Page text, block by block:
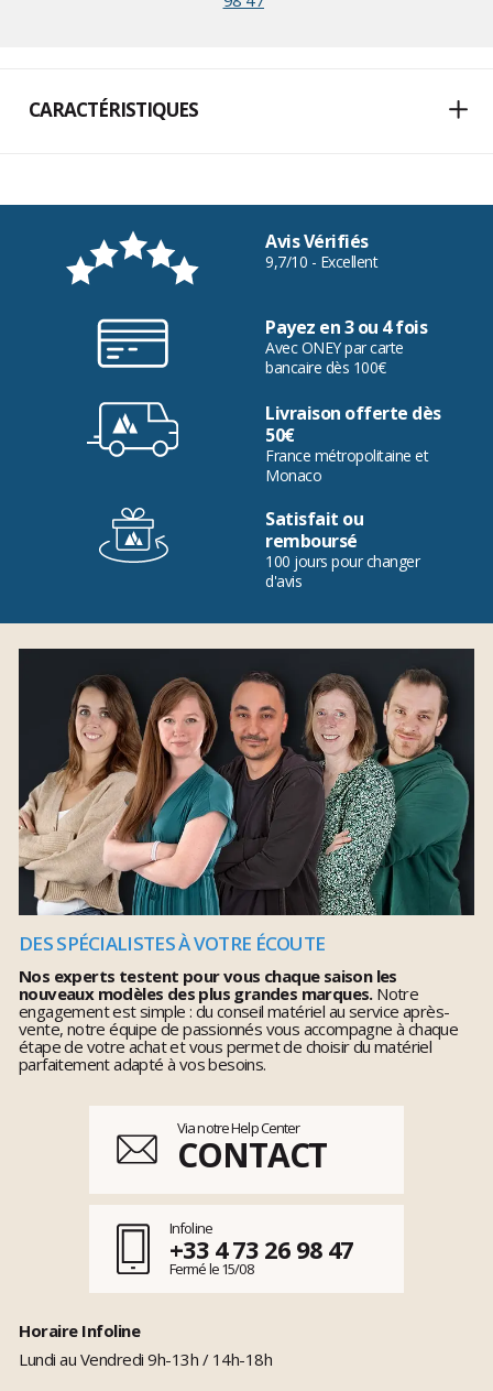
CARACTÉRISTIQUES
Avis Vérifiés
9,7/10 - Excellent
Payez en 3 ou 4 fois
Avec ONEY par carte
bancaire dès 100€
Livraison offerte dès
50€
France métropolitaine et
Monaco
Satisfait ou
remboursé
100 jours pour changer
d'avis
DES SPÉCIALISTES À VOTRE ÉCOUTE
Nos experts testent pour vous chaque saison les
nouveaux modèles des plus grandes marques.Notre
engagement est simple : du conseil matériel au service après-
vente, notre équipe de passionnés vous accompagne à chaque
étape de votre achat et vous permet de choisir du matériel
parfaitement adapté à vos besoins.
Via notre Help Center
CONTACT
Infoline
+33 4 73 26 98 47
Fermé le 15/08
Horaire Infoline
Lundi au Vendredi 9h-13h / 14h-18h